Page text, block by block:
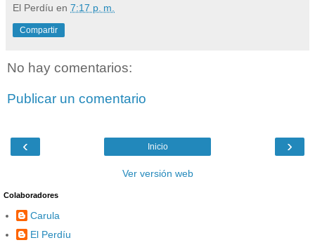
El Perdíu en 7:17 p. m.
Compartir
No hay comentarios:
Publicar un comentario
‹ ›
Inicio
Ver versión web
Colaboradores
Carula
El Perdíu